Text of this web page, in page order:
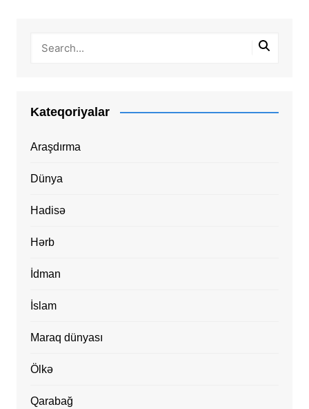
Kateqoriyalar
Araşdırma
Dünya
Hadisə
Hərb
İdman
İslam
Maraq dünyası
Ölkə
Qarabağ